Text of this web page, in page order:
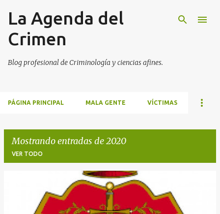
Ir al contenido principal
La Agenda del
Crimen
Blog profesional de Criminología y ciencias afines.
PÁGINA PRINCIPAL MALA GENTE VÍCTIMAS
Mostrando entradas de 2020
VER TODO